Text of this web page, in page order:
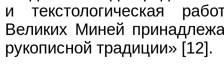
и текстологическая
Великих Миней
рукописной традиции» [12].